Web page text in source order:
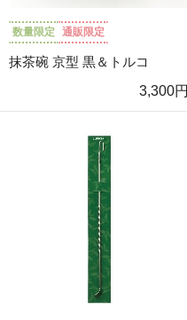
数量限定 通販限定
抹茶碗 京型 黒＆トルコ
3,300円